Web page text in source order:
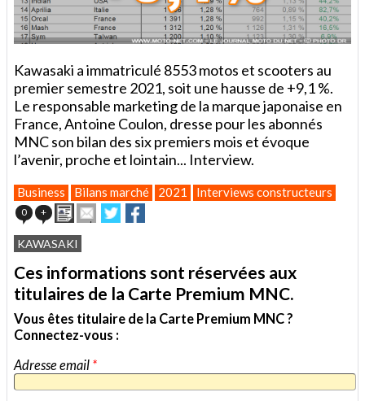
Kawasaki a immatriculé 8553 motos et scooters au
premier semestre 2021, soit une hausse de +9,1 %.
Le responsable marketing de la marque japonaise en
France, Antoine Coulon, dresse pour les abonnés
MNC son bilan des six premiers mois et évoque
l’avenir, proche et lointain... Interview.
Business Bilans marché 2021 Interviews constructeurs
0 + ImprimerEnvoyer
cet
article
à
ami
Partager
sur
sur
KAWASAKI
Ces informations sont réservées aux
titulaires de la Carte Premium MNC.
Vous êtes titulaire de la Carte Premium MNC ?
Connectez-vous :
Adresse email *